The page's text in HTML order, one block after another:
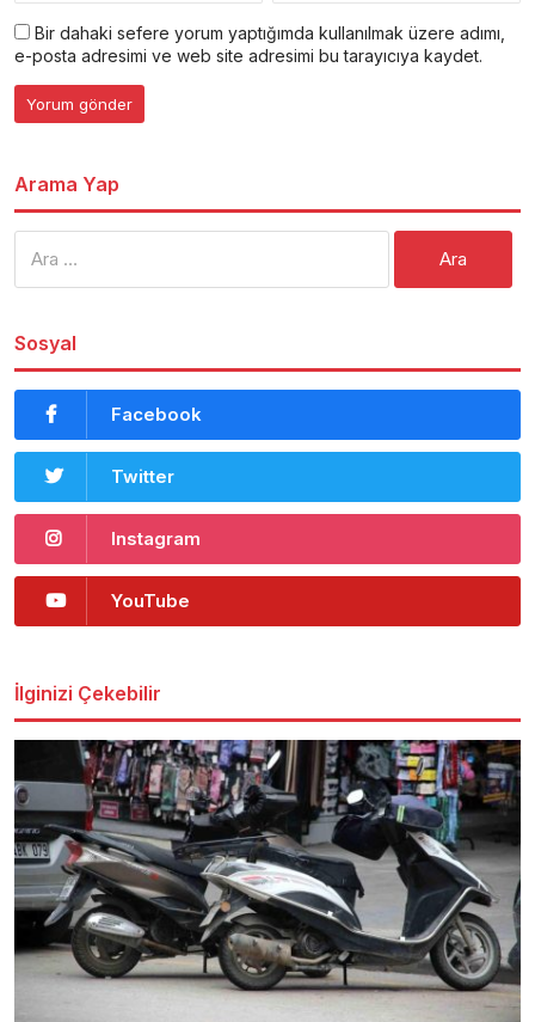
Bir dahaki sefere yorum yaptığımda kullanılmak üzere adımı,
e-posta adresimi ve web site adresimi bu tarayıcıya kaydet.
Arama Yap
Sosyal
Facebook
Twitter
Instagram
YouTube
İlginizi Çekebilir